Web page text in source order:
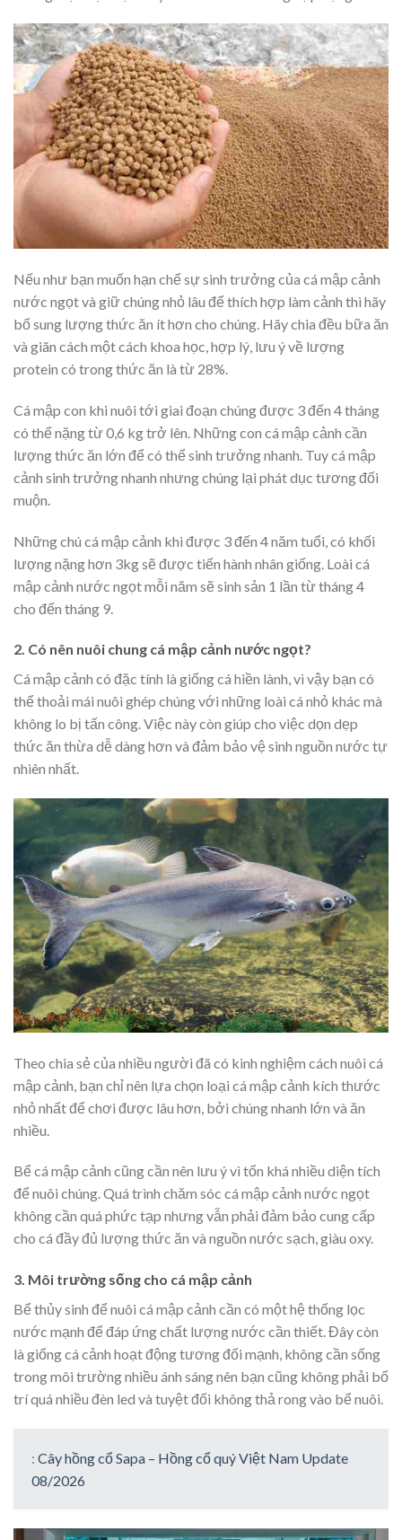
Nếu như bạn muốn hạn chế sự sinh trưởng của cá mập cảnh
nước ngọt và giữ chúng nhỏ lâu để thích hợp làm cảnh thì hãy
bổ sung lượng thức ăn ít hơn cho chúng. Hãy chia đều bữa ăn
và giãn cách một cách khoa học, hợp lý, lưu ý về lượng
protein có trong thức ăn là từ 28%.
Cá mập con khi nuôi tới giai đoạn chúng được 3 đến 4 tháng
có thể nặng từ 0,6 kg trở lên. Những con cá mập cảnh cần
lượng thức ăn lớn để có thể sinh trưởng nhanh. Tuy cá mập
cảnh sinh trưởng nhanh nhưng chúng lại phát dục tương đối
muộn.
Những chú cá mập cảnh khi được 3 đến 4 năm tuổi, có khối
lượng nặng hơn 3kg sẽ được tiến hành nhân giống. Loài cá
mập cảnh nước ngọt mỗi năm sẽ sinh sản 1 lần từ tháng 4
cho đến tháng 9.
2. Có nên nuôi chung cá mập cảnh nước ngọt?
Cá mập cảnh có đặc tính là giống cá hiền lành, vì vậy bạn có
thể thoải mái nuôi ghép chúng với những loài cá nhỏ khác mà
không lo bị tấn công. Việc này còn giúp cho việc dọn dẹp
thức ăn thừa dễ dàng hơn và đảm bảo vệ sinh nguồn nước tự
nhiên nhất.
Theo chia sẻ của nhiều người đã có kinh nghiệm cách nuôi cá
mập cảnh, bạn chỉ nên lựa chọn loại cá mập cảnh kích thước
nhỏ nhất để chơi được lâu hơn, bởi chúng nhanh lớn và ăn
nhiều.
Bể cá mập cảnh cũng cần nên lưu ý vì tốn khá nhiều diện tích
để nuôi chúng. Quá trình chăm sóc cá mập cảnh nước ngọt
không cần quá phức tạp nhưng vẫn phải đảm bảo cung cấp
cho cá đầy đủ lượng thức ăn và nguồn nước sạch, giàu oxy.
3. Môi trường sống cho cá mập cảnh
Bể thủy sinh để nuôi cá mập cảnh cần có một hệ thống lọc
nước mạnh để đáp ứng chất lượng nước cần thiết. Đây còn
là giống cá cảnh hoạt động tương đối mạnh, không cần sống
trong môi trường nhiều ánh sáng nên bạn cũng không phải bố
trí quá nhiều đèn led và tuyệt đối không thả rong vào bể nuôi.
: Cây hồng cổ Sapa – Hồng cổ quý Việt Nam Update
08/2026